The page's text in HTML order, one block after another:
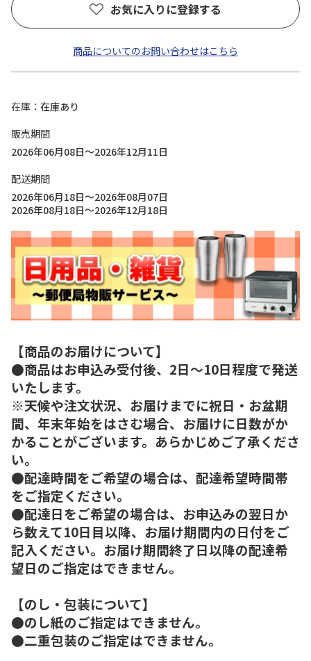
お気に入りに登録する
商品についてのお問い合わせはこちら
在庫
在庫あり
販売期間
2026年06月08日～2026年12月11日
配送期間
2026年06月18日～2026年08月07日
2026年08月18日～2026年12月18日
【商品のお届けについて】
●商品はお申込み受付後、2日～10日程度で発送
いたします。
※天候や注文状況、お届けまでに祝日・お盆期
間、年末年始をはさむ場合、お届けに日数がか
かることがございます。あらかじめご了承くださ
い。
●配達時間をご希望の場合は、配達希望時間帯
をご指定ください。
●配達日をご希望の場合は、お申込みの翌日か
ら数えて10日目以降、お届け期間内の日付をご
記入ください。お届け期間終了日以降の配達希
望日のご指定はできません。
【のし・包装について】
●のし紙のご指定はできません。
●二重包装のご指定はできません。